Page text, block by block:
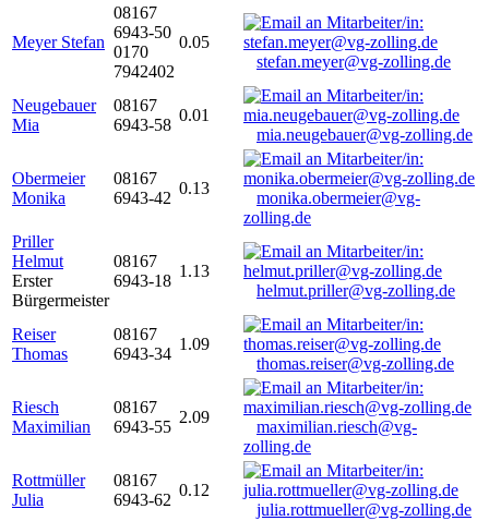
Meyer Stefan
08167
6943-50
0170
7942402
0.05
stefan.meyer@vg-zolling.de
Neugebauer
Mia
08167
6943-58
0.01
mia.neugebauer@vg-zolling.de
Obermeier
Monika
08167
6943-42
0.13
monika.obermeier@vg-
zolling.de
Priller
Helmut
Erster
Bürgermeister
08167
6943-18
1.13
helmut.priller@vg-zolling.de
Reiser
Thomas
08167
6943-34
1.09
thomas.reiser@vg-zolling.de
Riesch
Maximilian
08167
6943-55
2.09
maximilian.riesch@vg-
zolling.de
Rottmüller
Julia
08167
6943-62
0.12
julia.rottmueller@vg-zolling.de